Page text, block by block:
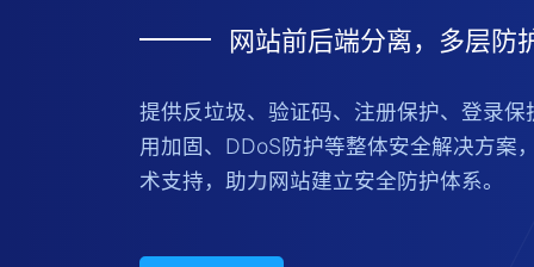
网站前后端分离，多层防
提供反垃圾、验证码、注册保护、登录
用加固、DDoS防护等整体安全解决方案
术支持，助力网站建立安全防护体系。